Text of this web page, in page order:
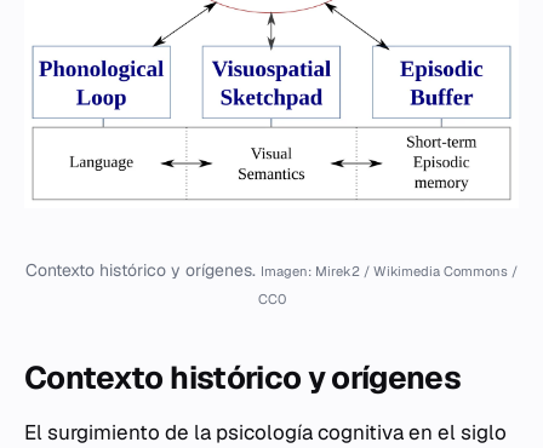
Contexto histórico y orígenes. Imagen: Mirek2 / Wikimedia Commons /
CC0
Contexto histórico y orígenes
El surgimiento de la psicología cognitiva en el siglo